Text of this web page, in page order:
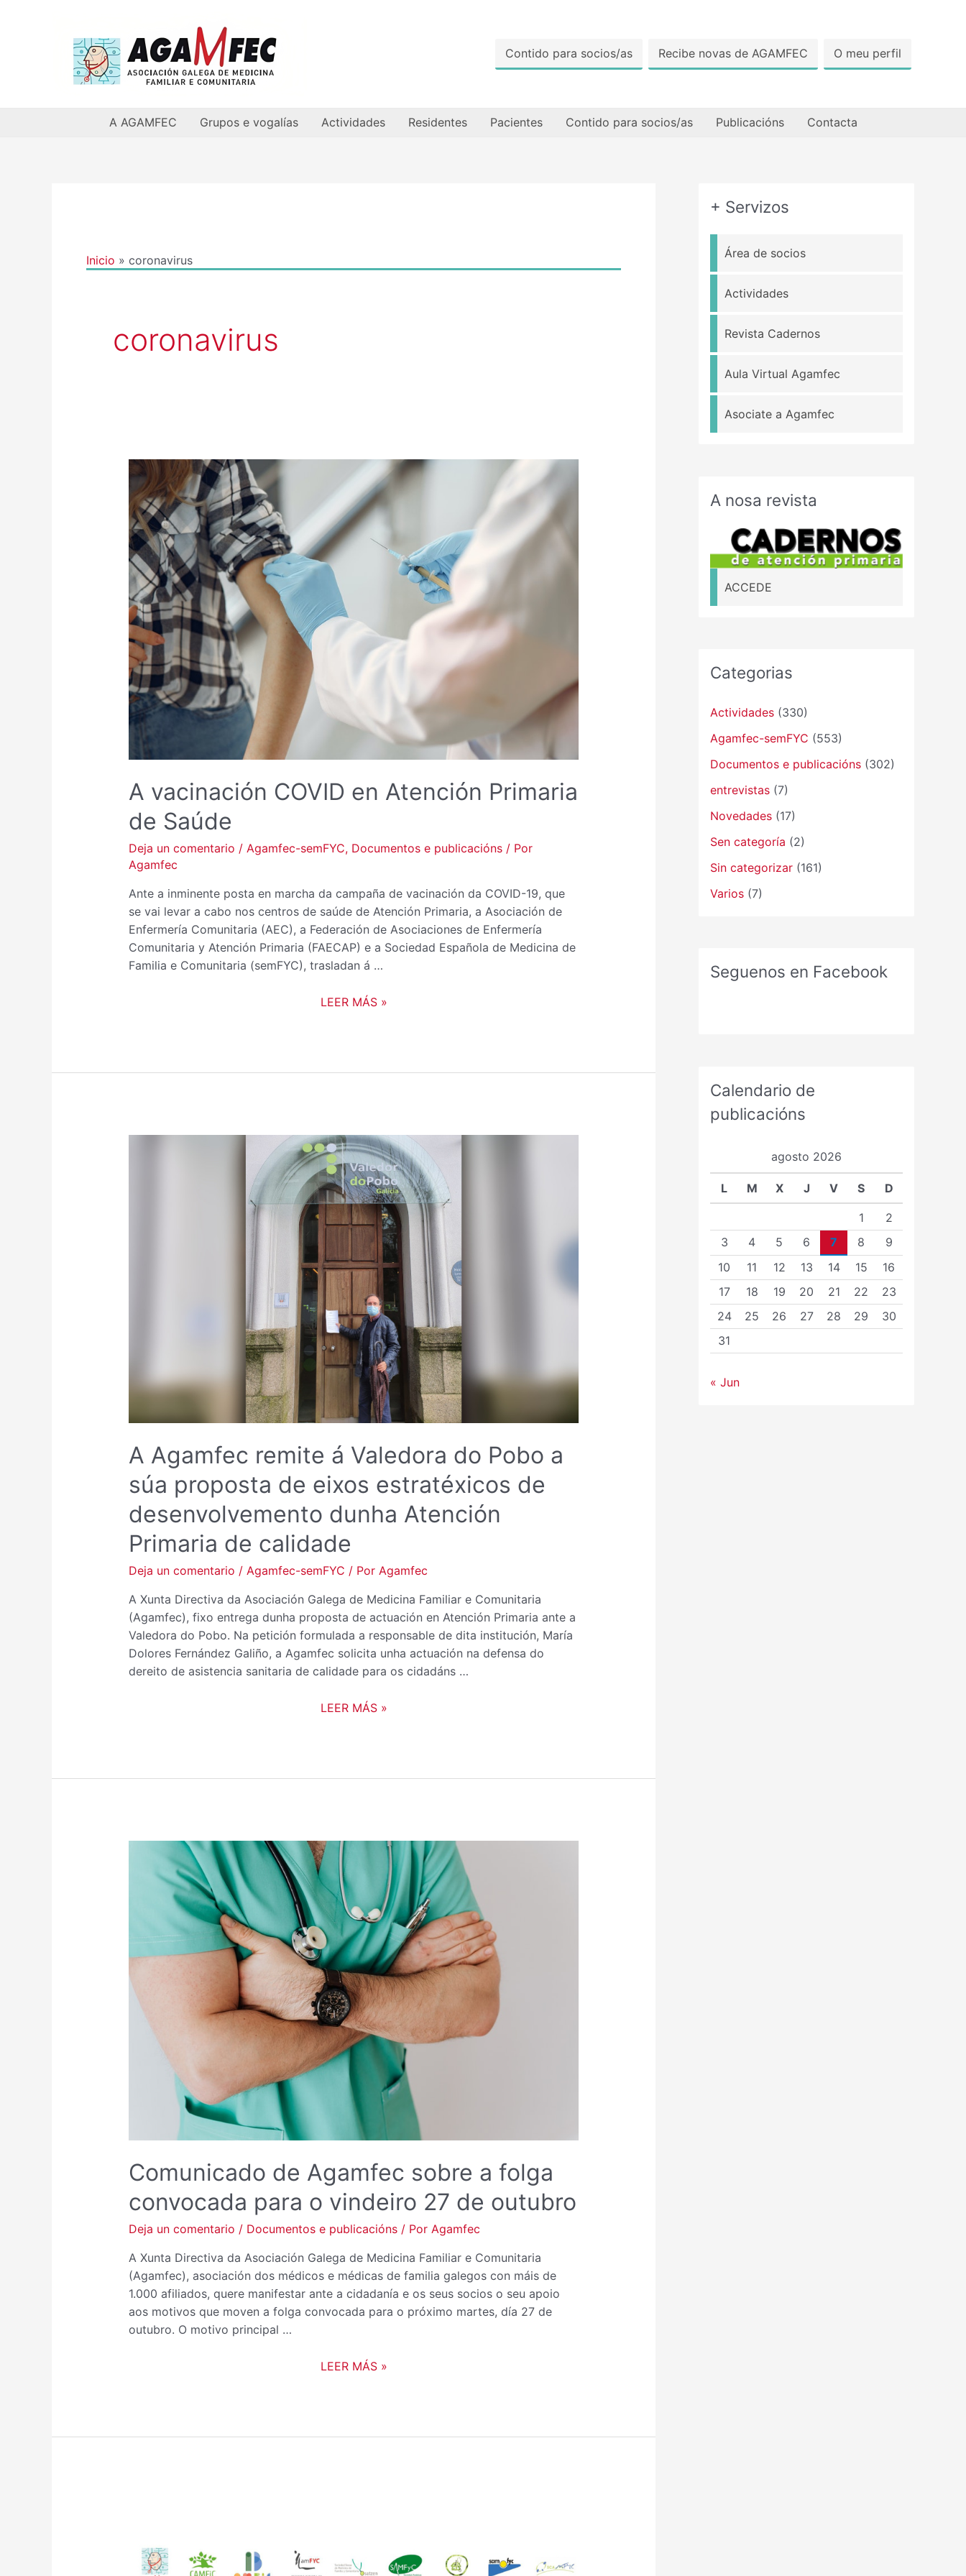
Contido para socios/as Recibe novas de AGAMFEC O meu perfil
A AGAMFEC Grupos e vogalías Actividades Residentes Pacientes Contido para socios/as Publicacións Contacta
Inicio coronavirus
coronavirus
A vacinación COVID en Atención Primaria
de Saúde
Deja un comentario / Agamfec-semFYC, Documentos e publicacións/ Por
Agamfec
Ante a inminente posta en marcha da campaña de vacinación da COVID-19, que
se vai levar a cabo nos centros de saúde de Atención Primaria, a Asociación de
Enfermería Comunitaria (AEC), a Federación de Asociaciones de Enfermería
Comunitaria y Atención Primaria (FAECAP) e a Sociedad Española de Medicina de
Familia e Comunitaria (semFYC), trasladan á …
VACINACIÓN
COVID
EN
ATENCIÓN
PRIMARIA
DE
SAÚDE
LEER MÁS »
A Agamfec remite á Valedora do Pobo a
súa proposta de eixos estratéxicos de
desenvolvemento dunha Atención
Primaria de calidade
Deja un comentario / Agamfec-semFYC / Por Agamfec
A Xunta Directiva da Asociación Galega de Medicina Familiar e Comunitaria
(Agamfec), fixo entrega dunha proposta de actuación en Atención Primaria ante a
Valedora do Pobo. Na petición formulada a responsable de dita institución, María
Dolores Fernández Galiño, a Agamfec solicita unha actuación na defensa do
dereito de asistencia sanitaria de calidade para os cidadáns …
A
AGAMFEC
REMITE
Á
VALEDORA
DO
A
SÚA
PROPOSTA
DE
EIXOS
ESTRATÉXICOS
DESENVOLVEMENTO
DUNHA
PRIMARIA
DE
CALIDADE
LEER MÁS »
Comunicado de Agamfec sobre a folga
convocada para o vindeiro 27 de outubro
Deja un comentario / Documentos e publicacións/ Por Agamfec
A Xunta Directiva da Asociación Galega de Medicina Familiar e Comunitaria
(Agamfec), asociación dos médicos e médicas de familia galegos con máis de
1.000 afiliados, quere manifestar ante a cidadanía e os seus socios o seu apoio
aos motivos que moven a folga convocada para o próximo martes, día 27 de
outubro. O motivo principal …
COMUNICADO
DE
AGAMFEC
SOBRE
A
FOLGA
CONVOCADA
PARA
O
VINDEIRO
27
DE
OUTUBRO
LEER MÁS »
LAS
+ Servizos
Área de socios
Actividades
Revista Cadernos
Aula Virtual Agamfec
Asociate a Agamfec
A nosa revista
ACCEDE
Categorias
Actividades (330)
Agamfec-semFYC (553)
Documentos e publicacións (302)
entrevistas (7)
Novedades (17)
Sen categoría (2)
Sin categorizar (161)
Varios (7)
Seguenos en Facebook
Calendario de
publicacións
agosto 2026
L M X J V S D
1
2
3
4 5 6 7 8
9
10
11 12 13 14 15
16
17
18 19 20 21 22
23
24
25 26 27 28 29
30
31
« Jun